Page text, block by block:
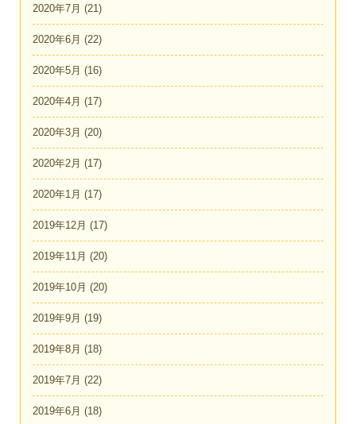
2020年7月 (21)
2020年6月 (22)
2020年5月 (16)
2020年4月 (17)
2020年3月 (20)
2020年2月 (17)
2020年1月 (17)
2019年12月 (17)
2019年11月 (20)
2019年10月 (20)
2019年9月 (19)
2019年8月 (18)
2019年7月 (22)
2019年6月 (18)